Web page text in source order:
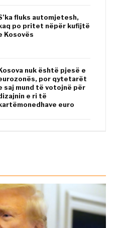
fluks automjetesh,
po pritet nëpër kufijtë
Kosovës
nuk është pjesë e
por qytetarët
saj mund të votojnë për
e ri të
euro